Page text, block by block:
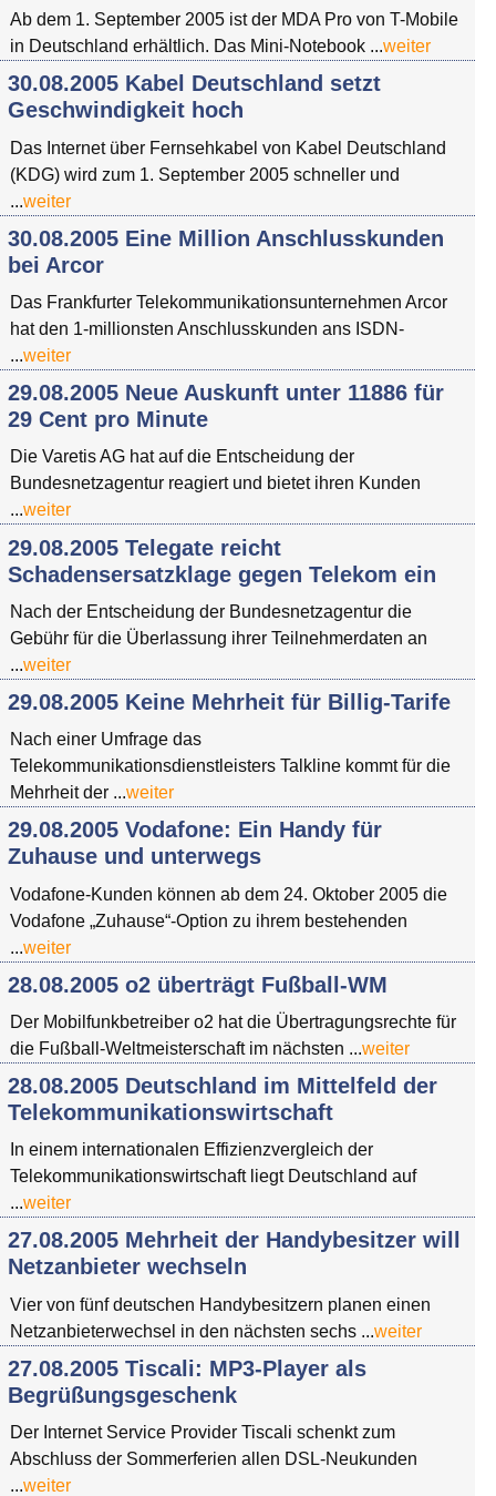
Ab dem 1. September 2005 ist der MDA Pro von T-Mobile
in Deutschland erhältlich. Das Mini-Notebook ...weiter
30.08.2005 Kabel Deutschland setzt
Geschwindigkeit hoch
Das Internet über Fernsehkabel von Kabel Deutschland
(KDG) wird zum 1. September 2005 schneller und
...weiter
30.08.2005 Eine Million Anschlusskunden
bei Arcor
Das Frankfurter Telekommunikationsunternehmen Arcor
hat den 1-millionsten Anschlusskunden ans ISDN-
...weiter
29.08.2005 Neue Auskunft unter 11886 für
29 Cent pro Minute
Die Varetis AG hat auf die Entscheidung der
Bundesnetzagentur reagiert und bietet ihren Kunden
...weiter
29.08.2005 Telegate reicht
Schadensersatzklage gegen Telekom ein
Nach der Entscheidung der Bundesnetzagentur die
Gebühr für die Überlassung ihrer Teilnehmerdaten an
...weiter
29.08.2005 Keine Mehrheit für Billig-Tarife
Nach einer Umfrage das
Telekommunikationsdienstleisters Talkline kommt für die
Mehrheit der ...weiter
29.08.2005 Vodafone: Ein Handy für
Zuhause und unterwegs
Vodafone-Kunden können ab dem 24. Oktober 2005 die
Vodafone „Zuhause“-Option zu ihrem bestehenden
...weiter
28.08.2005 o2 überträgt Fußball-WM
Der Mobilfunkbetreiber o2 hat die Übertragungsrechte für
die Fußball-Weltmeisterschaft im nächsten ...weiter
28.08.2005 Deutschland im Mittelfeld der
Telekommunikationswirtschaft
In einem internationalen Effizienzvergleich der
Telekommunikationswirtschaft liegt Deutschland auf
...weiter
27.08.2005 Mehrheit der Handybesitzer will
Netzanbieter wechseln
Vier von fünf deutschen Handybesitzern planen einen
Netzanbieterwechsel in den nächsten sechs ...weiter
27.08.2005 Tiscali: MP3-Player als
Begrüßungsgeschenk
Der Internet Service Provider Tiscali schenkt zum
Abschluss der Sommerferien allen DSL-Neukunden
...weiter